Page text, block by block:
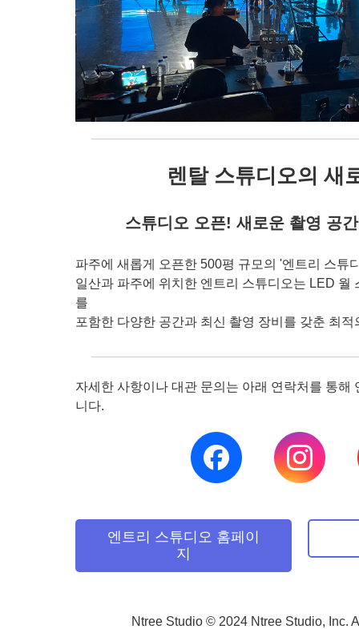
렌탈 스튜디오의 새
스튜디오 오픈! 새로운 촬영 공
파주에 새롭게 오픈한 500평 규모의 '엔트리 스튜
일산과 파주에 위치한 엔트리 스튜디오는 LED 월
를
포함한 다양한 공간과 최신 촬영 장비를 갖춘 최
자세한 사항이나 대관 문의는 아래 연락처를 통해
니다.
엔트리 스튜디오 홈페이
지
Ntree Studio © 2024 Ntree Studio, Inc.